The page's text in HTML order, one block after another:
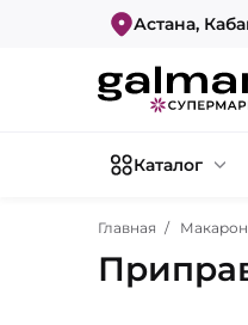
Астана,
Каталог
Главная